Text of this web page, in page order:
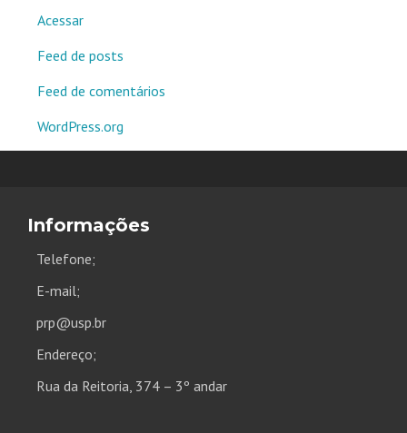
Acessar
Feed de posts
Feed de comentários
WordPress.org
Informações
Telefone;
E-mail;
prp@usp.br
Endereço;
Rua da Reitoria, 374 – 3º andar